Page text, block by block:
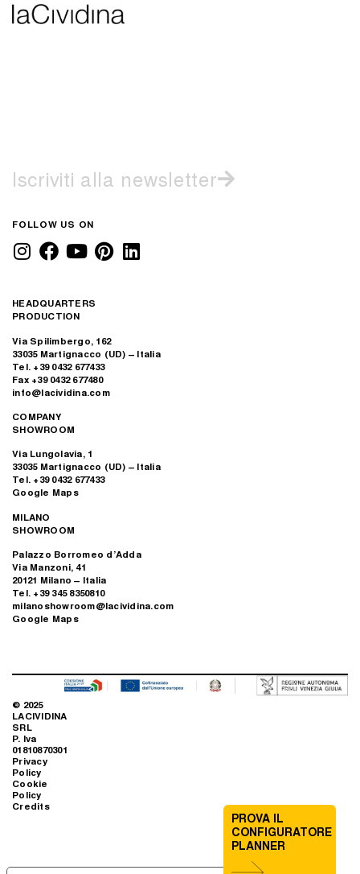
PROVA IL
CONFIGURATORE
PLANNER
Iscriviti alla newsletter
FOLLOW US ON
HEADQUARTERS
PRODUCTION
Via Spilimbergo, 162
33035 Martignacco (UD) – Italia
Tel. +39 0432 677433
Fax +39 0432 677480
info@lacividina.com
COMPANY
SHOWROOM
Via Lungolavia, 1
33035 Martignacco (UD) – Italia
Tel. +39 0432 677433
Google Maps
MILANO
SHOWROOM
Palazzo Borromeo d’Adda
Via Manzoni, 41
20121 Milano – Italia
Tel. +39 345 8350810
milanoshowroom@lacividina.com
Google Maps
© 2025
LACIVIDINA
SRL
P. Iva
01810870301
Privacy
Policy
Cookie
Policy
Credits